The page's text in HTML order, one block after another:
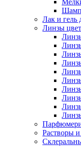
Лак и гель
Линзы
Растворы